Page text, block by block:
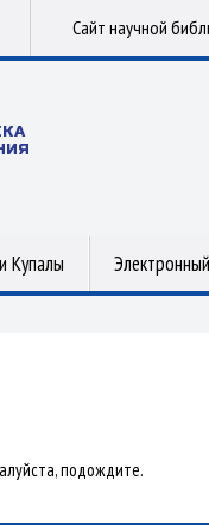
Сайт научной
Купалы
подождите.